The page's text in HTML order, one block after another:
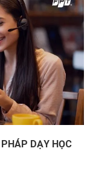
DẠY HỌC